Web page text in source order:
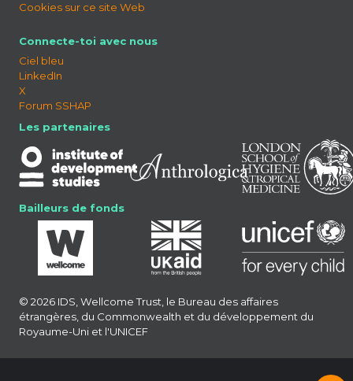
Cookies sur ce site Web
Connecte-toi avec nous
Ciel bleu
LinkedIn
X
Forum SSHAP
Les partenaires
Bailleurs de fonds
© 2026 IDS, Wellcome Trust, le Bureau des affaires
étrangères, du Commonwealth et du développement du
Royaume-Uni et l'UNICEF